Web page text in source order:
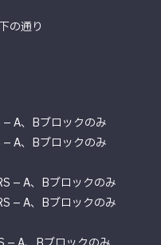
の通り
、Bブロックのみ
、Bブロックのみ
A、Bブロックのみ
A、Bブロックのみ